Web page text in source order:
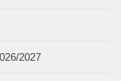
2027